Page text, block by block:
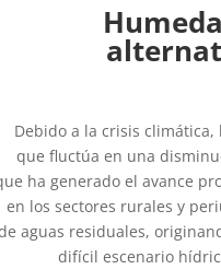
Debido a la crisis
que fluctúa en una
ha generado el avance
en los sectores rurales y
aguas residuales,
difícil escenario